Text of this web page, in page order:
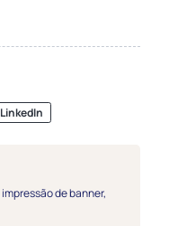
LinkedIn
impressão de banner,